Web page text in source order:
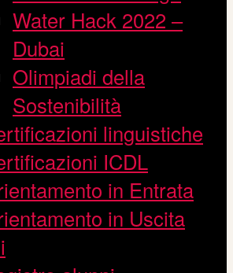
Water Hack 2022 –
Dubai
Olimpiadi della
Sostenibilità
linguistiche
ICDL
in Entrata
in Uscita